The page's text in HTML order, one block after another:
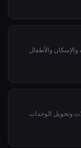
والأطفال
وتحويل الوحدات